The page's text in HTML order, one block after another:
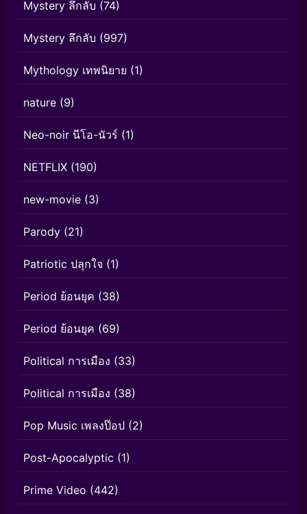
Mystery ลึกลับ (74)
Mystery ลึกลับ (997)
Mythology เทพนิยาย (1)
nature (9)
Neo-noir นีโอ-นัวร์ (1)
NETFLIX (190)
new-movie (3)
Parody (21)
Patriotic ปลุกใจ (1)
Period ย้อนยุค (38)
Period ย้อนยุค (69)
Political การเมือง (33)
Political การเมือง (38)
Pop Music เพลงป๊อป (2)
Post-Apocalyptic (1)
Prime Video (442)